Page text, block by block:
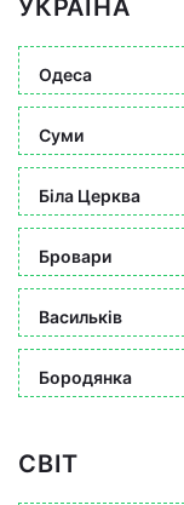
УКРАЇНА
Одеса
Суми
Біла Церква
Бровари
Васильків
Бородянка
СВІТ